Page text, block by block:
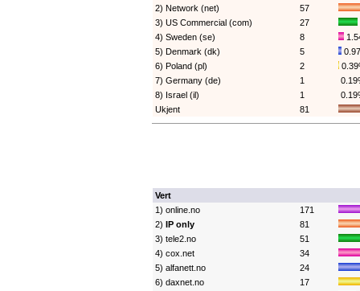
2) Network (net)
57
3) US Commercial (com)
27
4) Sweden (se)
8
5) Denmark (dk)
5
6) Poland (pl)
2
7) Germany (de)
1
8) Israel (il)
1
Ukjent
81
Vert
1) online.no
171
2) IP only
81
3) tele2.no
51
4) cox.net
34
5) alfanett.no
24
6) daxnet.no
17